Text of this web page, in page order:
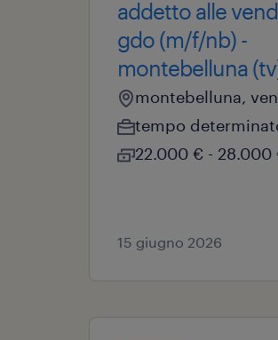
addetto alle
gdo (m/f/nb) -
montebelluna
montebelluna,
tempo
22.000 € - 28.000
15 giugno 2026